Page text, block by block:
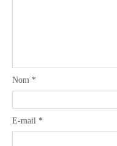
Nom *
E-mail *